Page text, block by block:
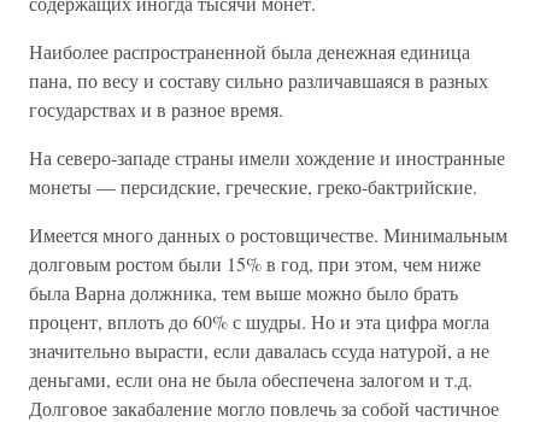
Наиболее распространенной была денежная единица
пана, по весу и составу сильно различавшаяся в разных
государствах и в разное время.
На северо-западе страны имели хождение и иностранные
монеты — персидские, греческие, греко-бактрийские.
Имеется много данных о ростовщичестве. Минимальным
долговым ростом были 15% в год, при этом, чем ниже
была Варна должника, тем выше можно было брать
процент, вплоть до 60% с шудры. Но и эта цифра могла
значительно вырасти, если давалась ссуда натурой, а не
деньгами, если она не была обеспечена залогом и т.д.
Долговое закабаление могло повлечь за собой частичное